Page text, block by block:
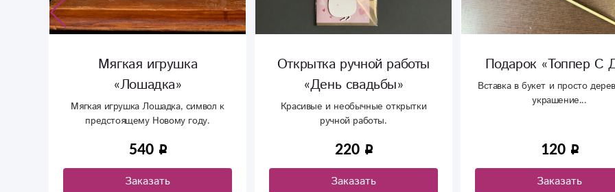
Мягкая игрушка
«Лошадка»
Мягкая игрушка Лошадка, символ к
предстоящему Новому году.
540
Заказать
Открытка ручной работы
«День свадьбы»
Красивые и необычные открытки
ручной работы.
220
Заказать
Подарок «Топпер С
Вставка в букет и просто
украшение...
120
Заказать